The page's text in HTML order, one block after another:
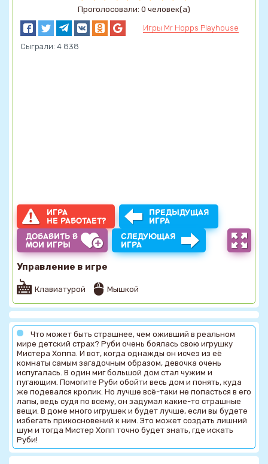
Проголосовали: 0 человек(а)
Игры Mr Hopps Playhouse
Сыграли: 4 838
ИГРА
НЕ РАБОТАЕТ?
ПРЕДЫДУЩАЯ
ИГРА
ДОБАВИТЬ В
МОИ ИГРЫ
СЛЕДУЮЩАЯ
ИГРА
Управление в игре
Клавиатурой Мышкой
Что может быть страшнее, чем оживший в реальном
мире детский страх? Руби очень боялась свою игрушку
Мистера Хоппа. И вот, когда однажды он исчез из её
комнаты самым загадочным образом, девочка очень
испугалась. В один миг большой дом стал чужим и
пугающим. Помогите Руби обойти весь дом и понять, куда
же подевался кролик. Но лучше всё-таки не попасться в его
лапы, ведь судя по всему, он задумал какие-то страшные
вещи. В доме много игрушек и будет лучше, если вы будете
избегать прикосновений к ним. Это может создать лишний
шум и тогда Мистер Хопп точно будет знать, где искать
Руби!